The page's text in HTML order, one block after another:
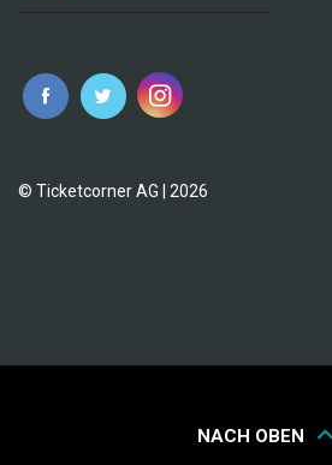
fr
© Ticketcorner AG | 2026
NACH OBEN